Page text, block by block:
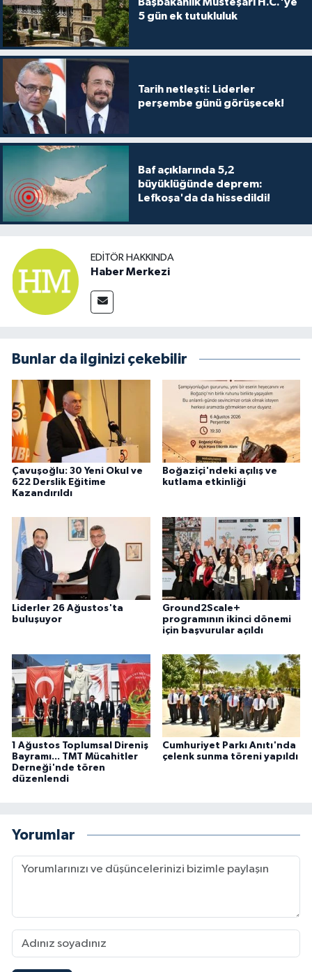
5 gün ek tutukluluk
Tarih netleşti: Liderler
perşembe günü görüşecek!
Baf açıklarında 5,2
büyüklüğünde deprem:
Lefkoşa'da da hissedildi!
EDITÖR HAKKINDA
Haber Merkezi
Bunlar da ilginizi çekebilir
Çavuşoğlu: 30 Yeni Okul ve
622 Derslik Eğitime
Kazandırıldı
Boğaziçi'ndeki açılış ve
kutlama etkinliği
Liderler 26 Ağustos'ta
buluşuyor
Ground2Scale+
programının ikinci dönemi
için başvurular açıldı
1 Ağustos Toplumsal Direniş
Bayramı... TMT Mücahitler
Derneği'nde tören
düzenlendi
Cumhuriyet Parkı Anıtı'nda
çelenk sunma töreni yapıldı
Yorumlar